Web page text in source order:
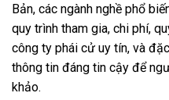
Bản, các ngành nghề phổ
quy trình tham gia, chi phí,
công ty phái cử uy tín, và
thông tin đáng tin cậy để
khảo.